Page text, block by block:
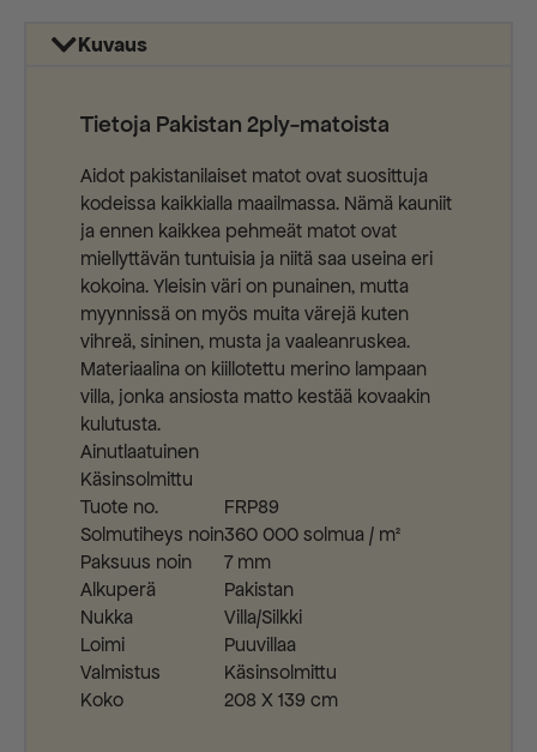
Kuvaus
Tietoja Pakistan 2ply-matoista
Aidot pakistanilaiset matot ovat suosittuja
kodeissa kaikkialla maailmassa. Nämä kauniit
ja ennen kaikkea pehmeät matot ovat
miellyttävän tuntuisia ja niitä saa useina eri
kokoina. Yleisin väri on punainen, mutta
myynnissä on myös muita värejä kuten
vihreä, sininen, musta ja vaaleanruskea.
Materiaalina on kiillotettu merino lampaan
villa, jonka ansiosta matto kestää kovaakin
kulutusta.
Ainutlaatuinen
Käsinsolmittu
Tuote no.
FRP89
Solmutiheys noin360 000 solmua / m²
Paksuus noin
7 mm
Alkuperä
Pakistan
Nukka
Villa/Silkki
Loimi
Puuvillaa
Valmistus
Käsinsolmittu
Koko
208 X 139 cm